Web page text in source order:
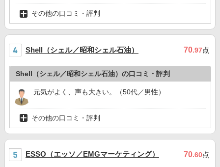
その他の口コミ・評判
Shell（シェル／昭和シェル石油） 70.97点
Shell（シェル／昭和シェル石油）の口コミ・評判
元気がよく、声も大きい。（50代／男性）
その他の口コミ・評判
ESSO（エッソ／EMGマーケティング） 70.60点